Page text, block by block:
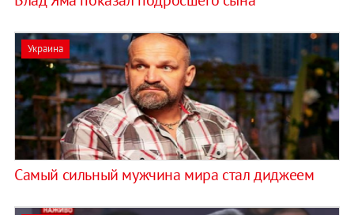
Украина
Самый сильный мужчина мира стал диджеем